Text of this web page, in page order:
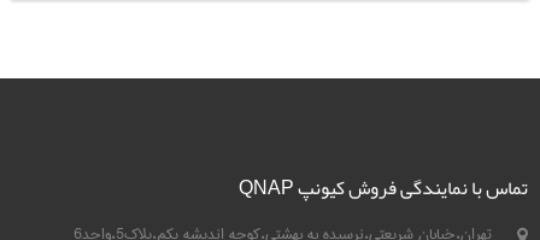
تماس با نمایندگی فروش کیونپ QNAP
تهران،خیابان شریعتی،نرسیده به بهشتی،کوچه اندیشه یکم،پلاک5،واحد6